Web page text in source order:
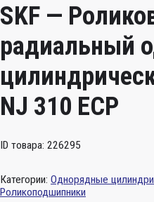
SKF —
радиальный
NJ 310 ECP
ID товара: 226295
Категории: Однорядные
Роликоподшипники